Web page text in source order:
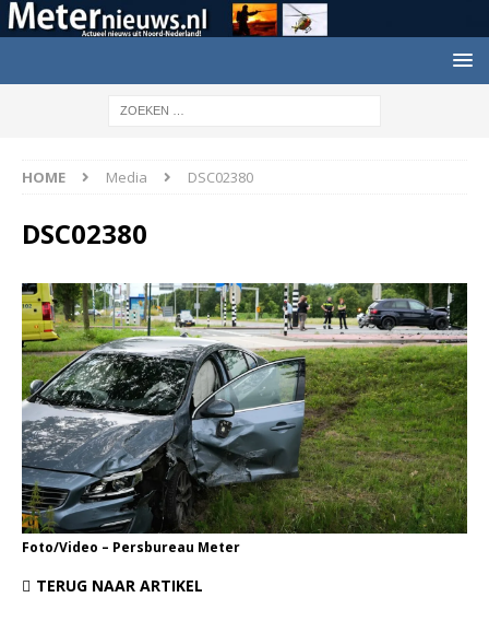
HOME Media DSC02380
DSC02380
Foto/Video – Persbureau Meter
TERUG NAAR ARTIKEL